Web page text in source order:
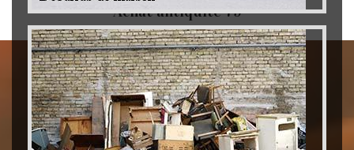
Achat antiquité 79